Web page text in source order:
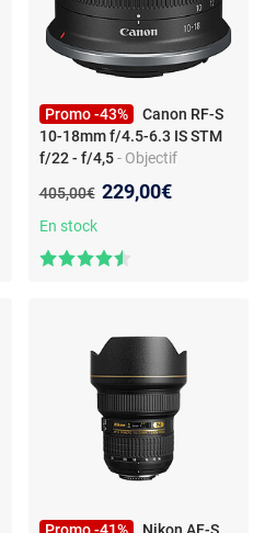
Promo -43%
Canon RF-S
10-18mm f/4.5-6.3 IS STM
f/22 - f/4,5 - Objectif
standard RF - grand-angle -
stabilisé IS - STM
Ancien prix :
405,00€ Nouveau prix :
229,00€
En stock